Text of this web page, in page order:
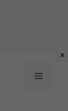
MENU